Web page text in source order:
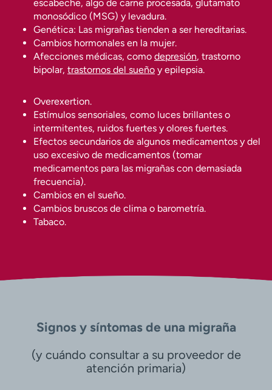
escabeche, algo de carne procesada, glutamato
monosódico (MSG) y levadura.
Genética: Las migrañas tienden a ser hereditarias.
Cambios hormonales en la mujer.
Afecciones médicas, como depresión, trastorno
bipolar, trastornos del sueño y epilepsia.
Overexertion.
Estímulos sensoriales, como luces brillantes o
intermitentes, ruidos fuertes y olores fuertes.
Efectos secundarios de algunos medicamentos y del
uso excesivo de medicamentos (tomar
medicamentos para las migrañas con demasiada
frecuencia).
Cambios en el sueño.
Cambios bruscos de clima o barometría.
Tabaco.
Signos y síntomas de una migraña
(y cuándo consultar a su proveedor de
atención primaria)